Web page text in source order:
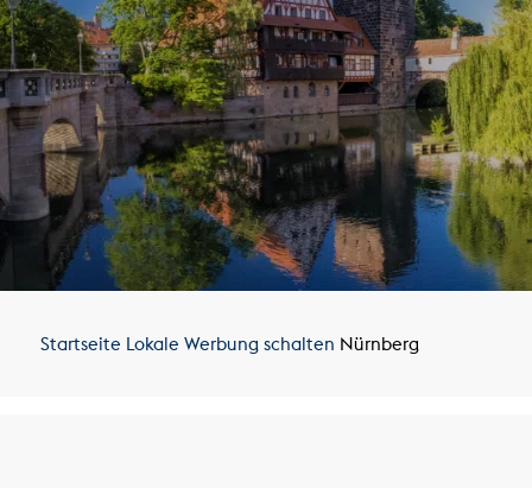
Startseite Lokale Werbung schalten Nürnberg